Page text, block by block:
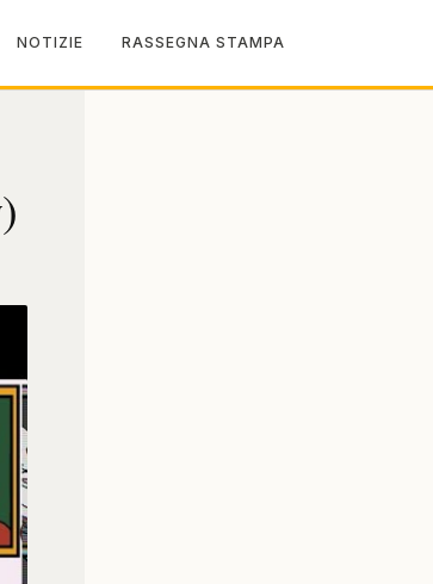
NOTIZIE RASSEGNA STAMPA